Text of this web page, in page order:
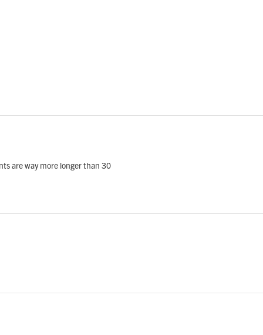
are way more longer than 30